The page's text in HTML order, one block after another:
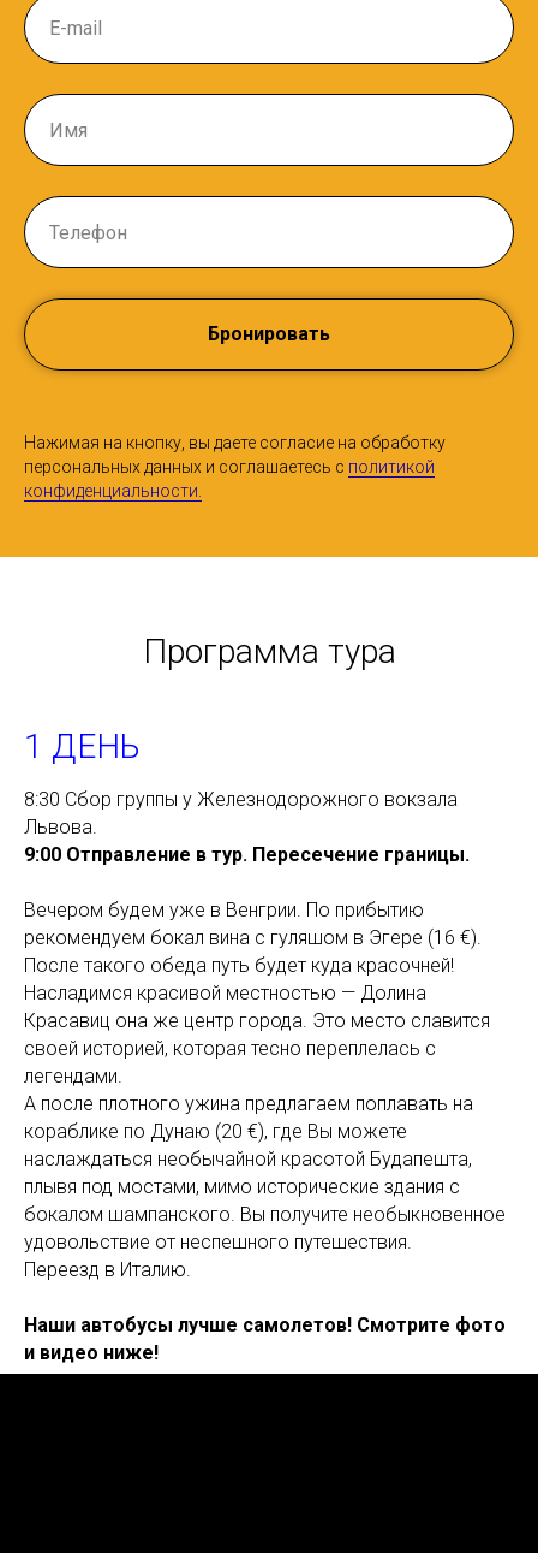
Бронировать
Нажимая на кнопку, вы даете согласие на обработку
персональных данных и соглашаетесь c политикой
конфиденциальности.
Программа тура
1 ДЕНЬ
8:30 Сбор группы у Железнодорожного вокзала
Львова.
9:00 Отправление в тур. Пересечение границы.
Вечером будем уже в Венгрии. По прибытию
рекомендуем бокал вина с гуляшом в Эгере (16 €).
После такого обеда путь будет куда красочней!
Насладимся красивой местностью — Долина
Красавиц она же центр города. Это место славится
своей историей, которая тесно переплелась с
легендами.
А после плотного ужина предлагаем поплавать на
кораблике по Дунаю (20 €), где Вы можете
наслаждаться необычайной красотой Будапешта,
плывя под мостами, мимо исторические здания с
бокалом шампанского. Вы получите необыкновенное
удовольствие от неспешного путешествия.
Переезд в Италию.
Наши автобусы лучше самолетов! Смотрите фото
и видео ниже!